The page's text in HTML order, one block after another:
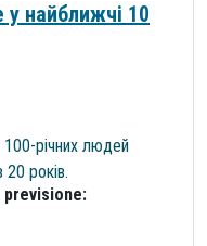
у найближчі 10
річних людей
20 років.
previsione: